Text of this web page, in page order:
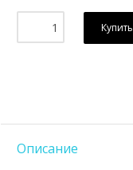
Купить
Описание